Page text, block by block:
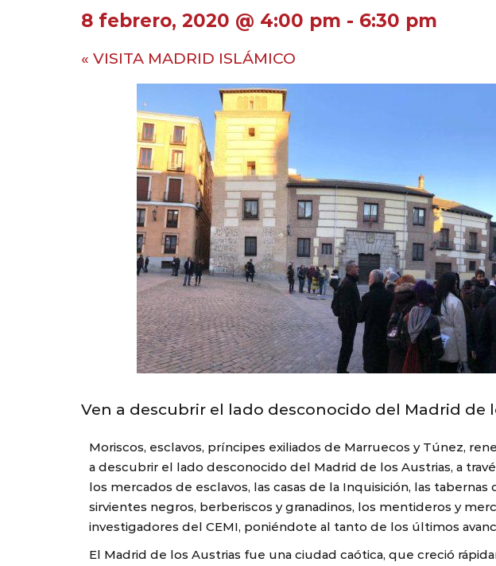
8 febrero, 2020 @ 4:00 pm - 6:30 pm
« VISITA MADRID ISLÁMICO
Ven a descubrir el lado desconocido del Madrid de
Moriscos, esclavos, príncipes exiliados de Marruecos y Túnez,
a descubrir el lado desconocido del Madrid de los Austrias, a
los mercados de esclavos, las casas de la Inquisición, las
sirvientes negros, berberiscos y granadinos, los mentideros y
investigadores del CEMI, poniéndote al tanto de los últimos
El Madrid de los Austrias fue una ciudad caótica, que creció